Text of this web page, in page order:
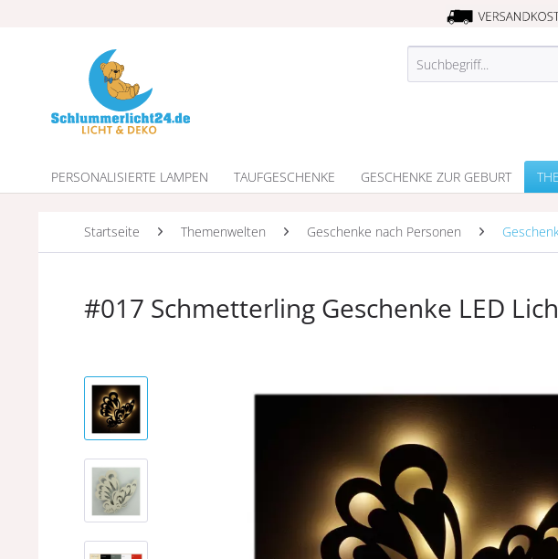
PERSONALISIERTE LAMPEN TAUFGESCHENKE GESCHENKE ZUR GEBURT
Startseite Themenwelten Geschenke nach Personen
#017 Schmetterling Geschenke LED